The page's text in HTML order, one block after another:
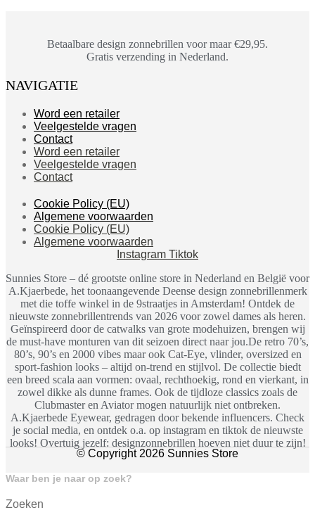
Betaalbare design zonnebrillen voor maar €29,95.
Gratis verzending in Nederland.
NAVIGATIE
Word een retailer
Veelgestelde vragen
Contact
Word een retailer
Veelgestelde vragen
Contact
Cookie Policy (EU)
Algemene voorwaarden
Cookie Policy (EU)
Algemene voorwaarden
Instagram Tiktok
Sunnies Store – dé grootste online store in Nederland en België voor
A.Kjaerbede, het toonaangevende Deense design zonnebrillenmerk
met die toffe winkel in de 9straatjes in Amsterdam! Ontdek de
nieuwste zonnebrillentrends van 2026 voor zowel dames als heren.
Geïnspireerd door de catwalks van grote modehuizen, brengen wij
de must-have monturen van dit seizoen direct naar jou.De retro 70’s,
80’s, 90’s en 2000 vibes maar ook Cat-Eye, vlinder, oversized en
sport-fashion looks – altijd on-trend en stijlvol. De collectie biedt
een breed scala aan vormen: ovaal, rechthoekig, rond en vierkant, in
zowel dikke als dunne frames. Ook de tijdloze classics zoals de
Clubmaster en Aviator mogen natuurlijk niet ontbreken.
A.Kjaerbede Eyewear, gedragen door bekende influencers. Check
je social media, en ontdek o.a. op instagram en tiktok de nieuwste
looks! Overtuig jezelf: designzonnebrillen hoeven niet duur te zijn!
© Copyright 2026 Sunnies Store
Waar ben je naar op zoek?
Zoeken